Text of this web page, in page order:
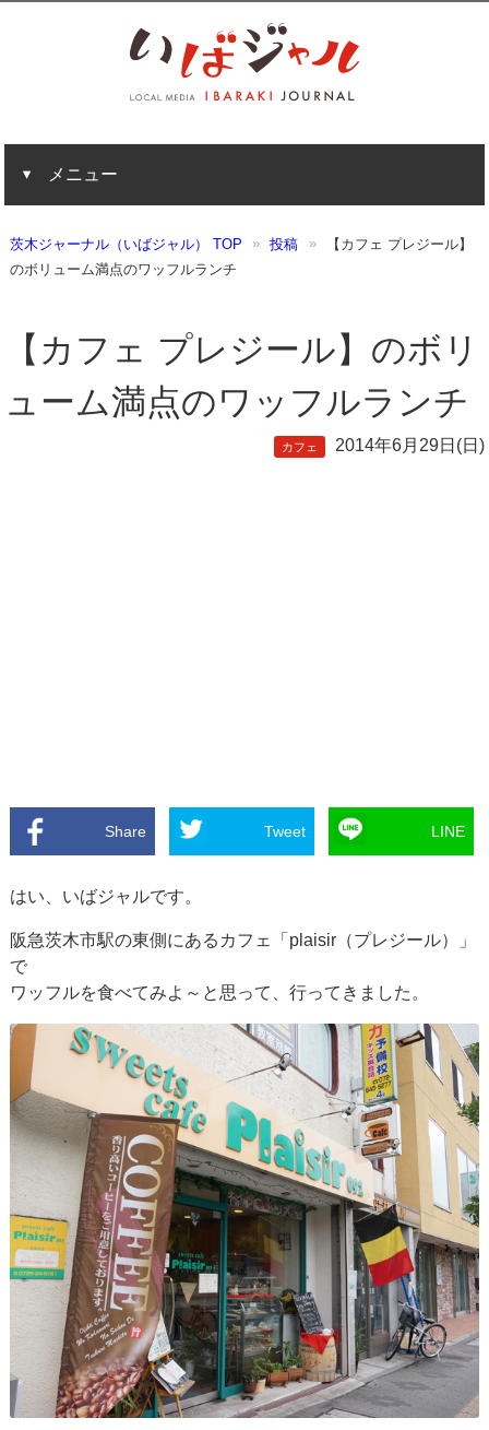
メニュー
茨木ジャーナル（いばジャル） TOP 投稿
【カフェ プレジール】
のボリューム満点のワッフルランチ
【カフェ プレジール】のボリ
ューム満点のワッフルランチ
カフェ 2014年6月29日(日)
Share Tweet LINE
はい、いばジャルです。
阪急茨木市駅の東側にあるカフェ「plaisir（プレジール）」
で
ワッフルを食べてみよ～と思って、行ってきました。